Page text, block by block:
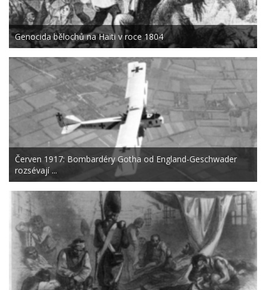
Genocida bělochů na Haiti v roce 1804
Červen 1917: Bombardéry Gotha od England-Geschwader
rozsévají ...